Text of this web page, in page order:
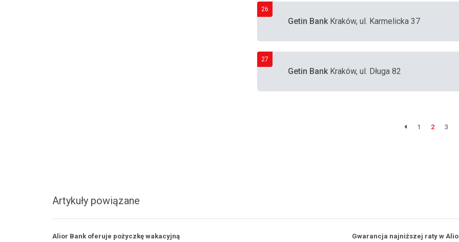
26
Getin BankKraków, ul. Karmelicka 37
27
Getin BankKraków, ul. Długa 82
1 2 3
Artykuły powiązane
Alior Bank oferuje pożyczkę wakacyjną Gwarancja najniższej raty w